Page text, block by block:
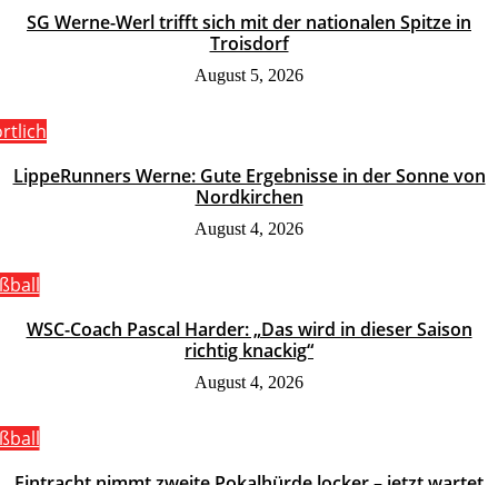
SG Werne-Werl trifft sich mit der nationalen Spitze in
Troisdorf
August 5, 2026
LippeRunners Werne: Gute Ergebnisse in der Sonne von
Nordkirchen
August 4, 2026
WSC-Coach Pascal Harder: „Das wird in dieser Saison
richtig knackig“
August 4, 2026